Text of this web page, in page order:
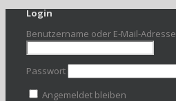
Login
Benutzername oder E-Mail-Adresse
Passwort
Angemeldet bleiben